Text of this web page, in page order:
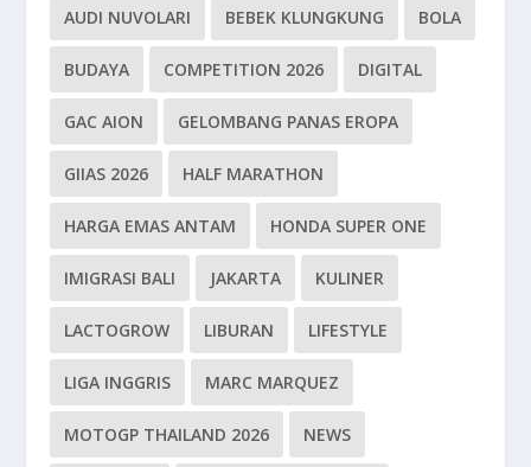
AUDI NUVOLARI BEBEK KLUNGKUNG BOLA
BUDAYA COMPETITION 2026 DIGITAL
GAC AION GELOMBANG PANAS EROPA
GIIAS 2026 HALF MARATHON
HARGA EMAS ANTAM HONDA SUPER ONE
IMIGRASI BALI JAKARTA KULINER
LACTOGROW LIBURAN LIFESTYLE
LIGA INGGRIS MARC MARQUEZ
MOTOGP THAILAND 2026 NEWS